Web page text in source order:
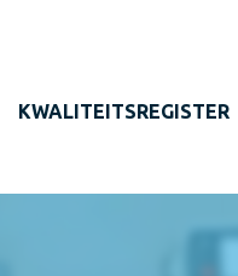
KWALITEITSREGISTER